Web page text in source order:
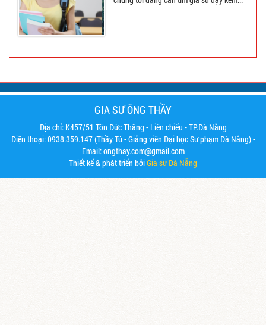
GIA SƯ ÔNG THẦY
Địa chỉ: K457/51 Tôn Đức Thắng - Liên chiểu - TP.Đà Nẵng
Điện thoại: 0938.359.147 (Thầy Tú - Giảng viên Đại học Sư phạm Đà Nẵng) -
Email: ongthay.com@gmail.com
Thiết kế & phát triển bởiGia sư Đà Nẵng